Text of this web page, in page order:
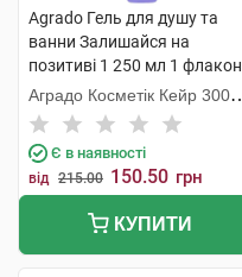
Agrado Гель для душу та
ванни Залишайся на
позитиві 1 250 мл 1 флакон
Аградо Косметік Кейр 3000
С.Л.У.
Є в наявності
від 215.00 150.50 грн
КУПИТИ